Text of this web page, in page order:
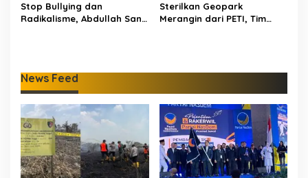
Stop Bullying dan
Radikalisme, Abdullah Sani
Sterilkan Geopark
Merangin dari PETI, Tim
News Feed